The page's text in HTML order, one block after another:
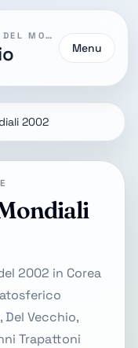
LA STORIA DELLA COPPA DEL MONDO
Menu
2002
2002 in Corea
Del Vecchio,
Trapattoni